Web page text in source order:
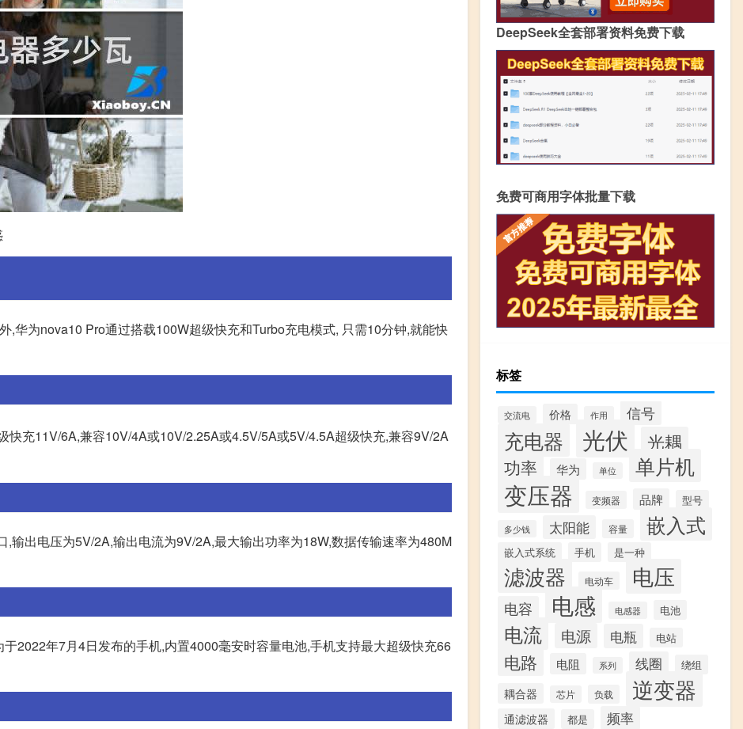
,华为nova10 Pro通过搭载100W超级快充和Turbo充电模式, 只需10分钟,就能快
快充11V/6A,兼容10V/4A或10V/2.25A或4.5V/5A或5V/4.5A超级快充,兼容9V/2A
输出电压为5V/2A,输出电流为9V/2A,最大输出功率为18W,数据传输速率为480M
2022年7月4日发布的手机,内置4000毫安时容量电池,手机支持最大超级快充66
DeepSeek全套部署资料免费下载
免费可商用字体批量下载
标签
交流电 价格 作用 信号
充电器 光伏
光耦
功率
华为 单位 单片机
变压器 变频器 品牌 型号
多少钱 太阳能 容量 嵌入式
嵌入式系统 手机 是一种
滤波器 电动车 电压
电容 电感 电感器 电池
电流 电源 电瓶 电站
电路 电阻 系列 线圈 绕组
耦合器 芯片 负载 逆变器
通滤波器 都是 频率